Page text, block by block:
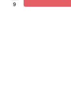
9